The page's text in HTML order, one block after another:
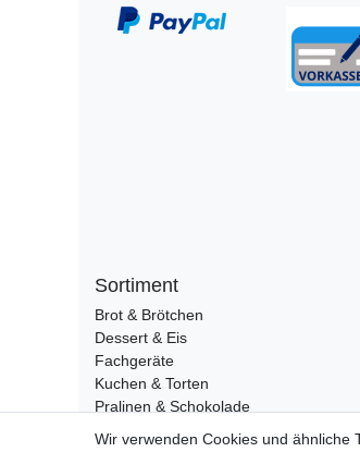
Sortiment
Brot & Brötchen
Dessert & Eis
Fachgeräte
Kuchen & Torten
Pralinen & Schokolade
Wir verwenden Cookies und ähnliche